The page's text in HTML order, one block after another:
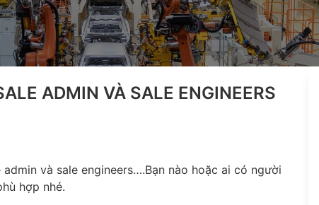
ADMIN VÀ SALE ENGINEERS
và sale engineers….Bạn nào hoặc ai có người
hợp nhé.